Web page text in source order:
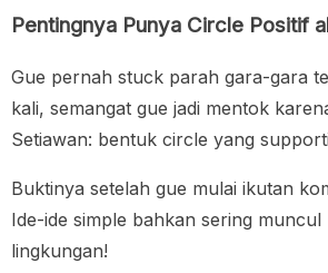
Pentingnya Punya Circle Positif
Gue pernah stuck parah gara-gara
kali, semangat gue jadi mentok
Setiawan: bentuk circle yang
Buktinya setelah gue mulai ikutan
Ide-ide simple bahkan sering
lingkungan!